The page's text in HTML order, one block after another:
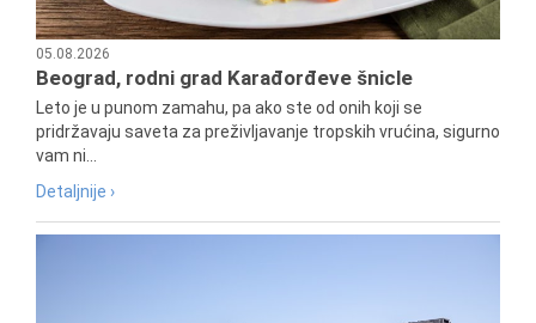
05.08.2026
Beograd, rodni grad Karađorđeve šnicle
Leto je u punom zamahu, pa ako ste od onih koji se
pridržavaju saveta za preživljavanje tropskih vrućina, sigurno
vam ni...
Detaljnije ›